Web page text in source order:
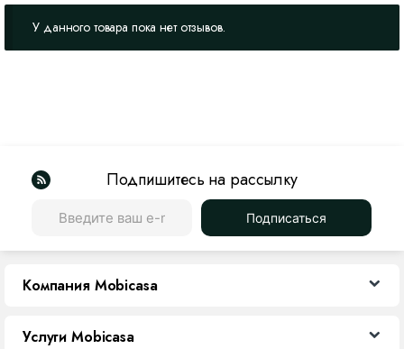
У данного товара пока нет отзывов.
Подпишитесь на рассылку
Подписаться
Компания Mobicasa
Услуги Mobicasa